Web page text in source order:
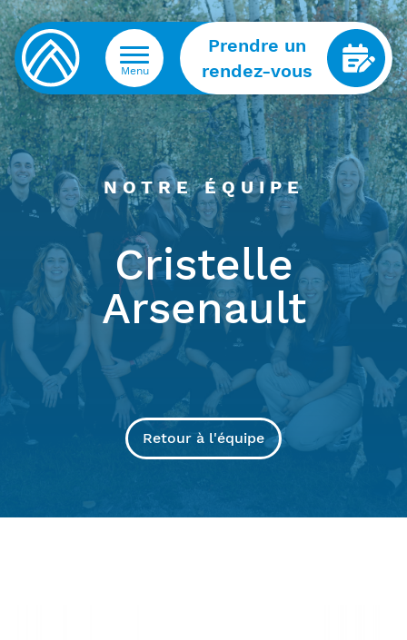
Menu
Prendre un
rendez-vous
NOTRE ÉQUIPE
Cristelle
Arsenault
Retour à l'équipe